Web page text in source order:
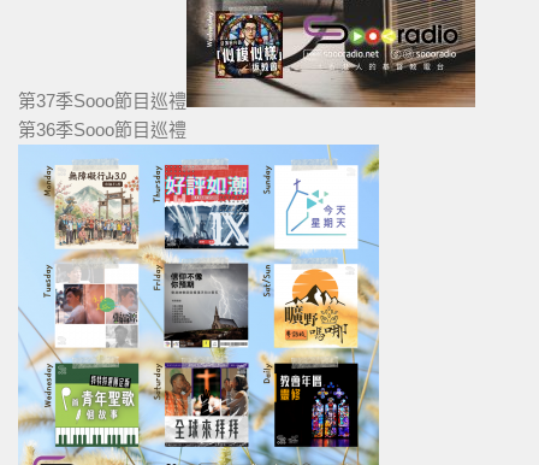
第37季Sooo節目巡禮
第36季Sooo節目巡禮